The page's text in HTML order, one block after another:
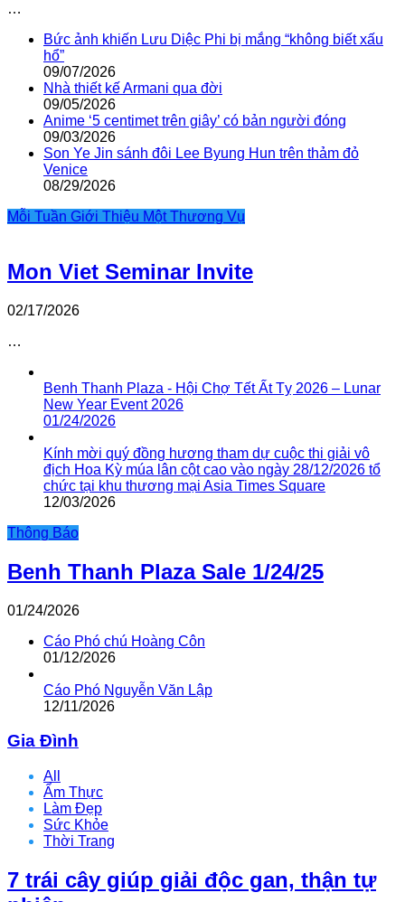
…
Bức ảnh khiến Lưu Diệc Phi bị mắng “không biết xấu
hổ”
09/07/2026
Nhà thiết kế Armani qua đời
09/05/2026
Anime ‘5 centimet trên giây’ có bản người đóng
09/03/2026
Son Ye Jin sánh đôi Lee Byung Hun trên thảm đỏ
Venice
08/29/2026
Mỗi Tuần Giới Thiệu Một Thương Vụ
Mon Viet Seminar Invite
02/17/2026
…
Benh Thanh Plaza - Hội Chợ Tết Ất Tỵ 2026 – Lunar
New Year Event 2026
01/24/2026
Kính mời quý đồng hương tham dự cuộc thi giải vô
địch Hoa Kỳ múa lân cột cao vào ngày 28/12/2026 tổ
chức tại khu thương mại Asia Times Square
12/03/2026
Thông Báo
Benh Thanh Plaza Sale 1/24/25
01/24/2026
Cáo Phó chú Hoàng Côn
01/12/2026
Cáo Phó Nguyễn Văn Lập
12/11/2026
Gia Đình
All
Ẩm Thực
Làm Đẹp
Sức Khỏe
Thời Trang
7 trái cây giúp giải độc gan, thận tự